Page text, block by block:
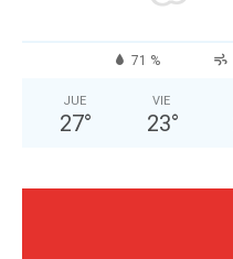
71 %
JUE
27°
VIE
23°